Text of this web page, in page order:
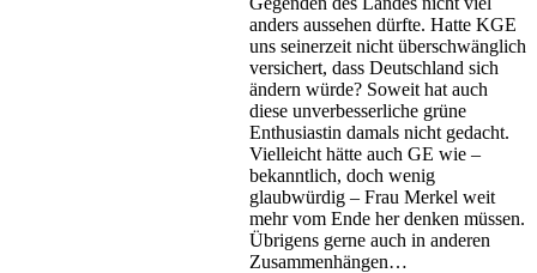
anders aussehen dürfte. Hatte KGE
uns seinerzeit nicht überschwänglich
versichert, dass Deutschland sich
ändern würde? Soweit hat auch
diese unverbesserliche grüne
Enthusiastin damals nicht gedacht.
Vielleicht hätte auch GE wie –
bekanntlich, doch wenig
glaubwürdig – Frau Merkel weit
mehr vom Ende her denken müssen.
Übrigens gerne auch in anderen
Zusammenhängen…